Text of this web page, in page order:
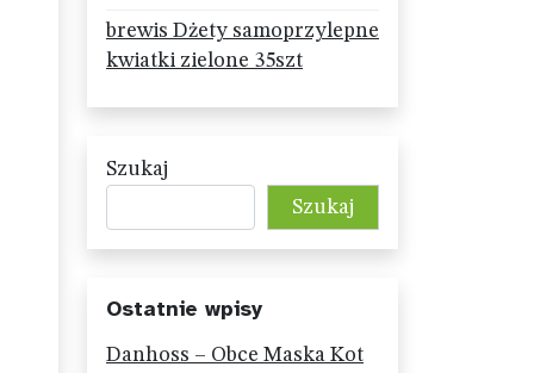
brewis Dżety samoprzylepne
kwiatki zielone 35szt
Szukaj
Szukaj
Ostatnie wpisy
Danhoss – Obce Maska Kot